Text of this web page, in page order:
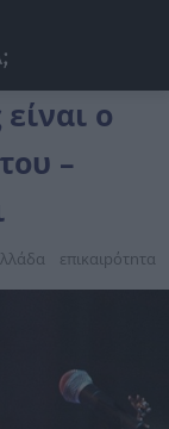
ο
–
επικαιpότnτα